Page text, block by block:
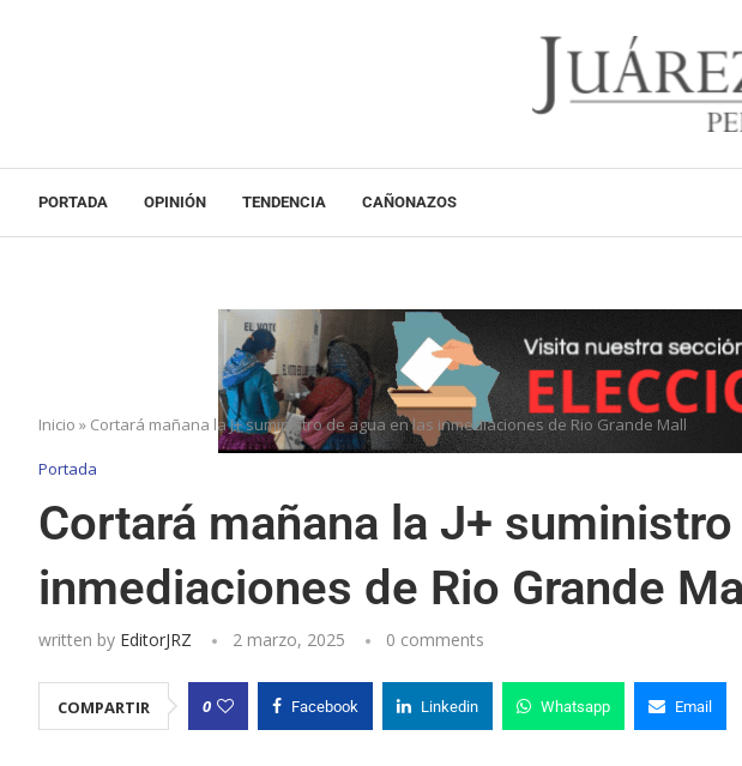
PORTADA OPINIÓN TENDENCIA CAÑONAZOS
Inicio » Cortará mañana la J+ suministro de agua en las inmediaciones de Rio Grande Mall
Portada
Cortará mañana la J+
inmediaciones de Rio Grande Mall
written by EditorJRZ 2 marzo, 2025 0 comments
COMPARTIR 0 Facebook Linkedin Whatsapp Email